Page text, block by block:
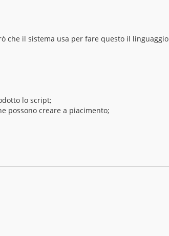
che il sistema usa per fare questo il linguaggio
lo script;
possono creare a piacimento;